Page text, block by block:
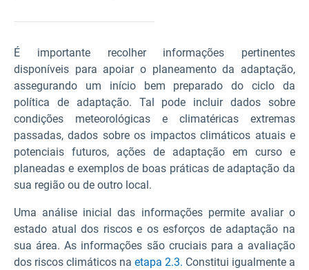
É importante recolher informações pertinentes
disponíveis para apoiar o planeamento da adaptação,
assegurando um início bem preparado do ciclo da
política de adaptação. Tal pode incluir dados sobre
condições meteorológicas e climatéricas extremas
passadas, dados sobre os impactos climáticos atuais e
potenciais futuros, ações de adaptação em curso e
planeadas e exemplos de boas práticas de adaptação da
sua região ou de outro local.
Uma análise inicial das informações permite avaliar o
estado atual dos riscos e os esforços de adaptação na
sua área. As informações são cruciais para a avaliação
dos riscos climáticos na etapa 2.3. Constitui igualmente a